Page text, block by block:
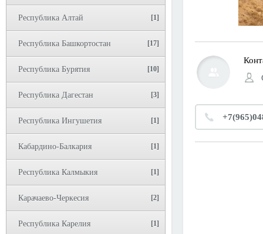
Республика Алтай [1]
Республика Башкортостан [17]
Республика Бурятия [10]
Республика Дагестан [3]
Республика Ингушетия [1]
Кабардино-Балкария [1]
Республика Калмыкия [1]
Карачаево-Черкесия [2]
Республика Карелия [1]